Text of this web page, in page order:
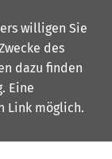
willigen Sie
des
dazu finden
. Eine
Link möglich.